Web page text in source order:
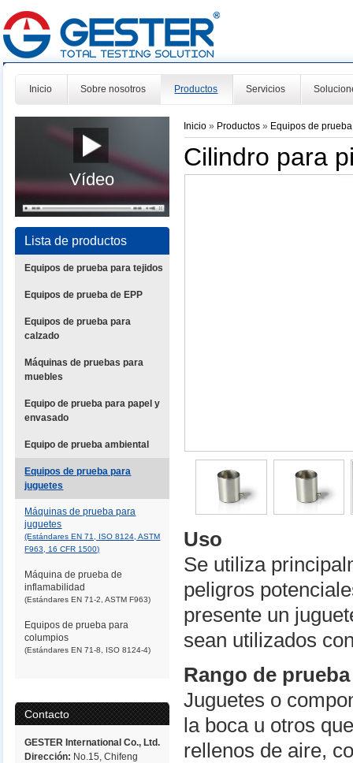
Inicio Sobre nosotros Productos Servicios
Vídeo
Lista de productos
Equipos de prueba para tejidos
Equipos de prueba de EPP
Equipos de prueba para
calzado
Máquinas de pruebas para
muebles
Equipo de prueba para papel y
envasado
Equipo de prueba ambiental
Equipos de prueba para
juguetes
Máquinas de prueba para
juguetes
(Estándares EN 71, ISO 8124, ASTM
F963, 16 CFR 1500)
Máquina de prueba de
inflamabilidad
(Estándares EN 71-2, ASTM F963)
Equipos de prueba para
columpios
(Estándares EN 71-8, ISO 8124-4)
Contacto
GESTER International Co., Ltd.
Dirección: No.15, Chifeng
Inicio » Productos» Equipos de
Cilindro para
Uso
Se utiliza
peligros
presente un
sean utilizados
Rango de prueba
Juguetes o
la boca u otros
rellenos de aire,